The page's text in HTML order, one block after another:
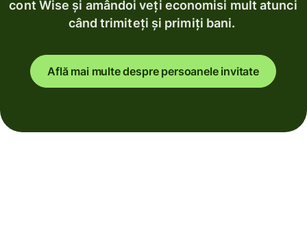
cont Wise și amândoi veți economisi mult atunci
când trimiteți și primiți bani.
Află mai multe despre persoanele invitate